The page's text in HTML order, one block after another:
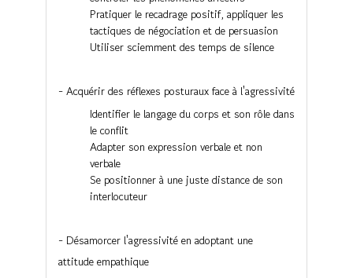
Pratiquer le recadrage positif, appliquer les
tactiques de négociation et de persuasion
Utiliser sciemment des temps de silence
- Acquérir des réflexes posturaux face à l'agressivité
Identifier le langage du corps et son rôle dans
le conflit
Adapter son expression verbale et non
verbale
Se positionner à une juste distance de son
interlocuteur
- Désamorcer l'agressivité en adoptant une
attitude empathique